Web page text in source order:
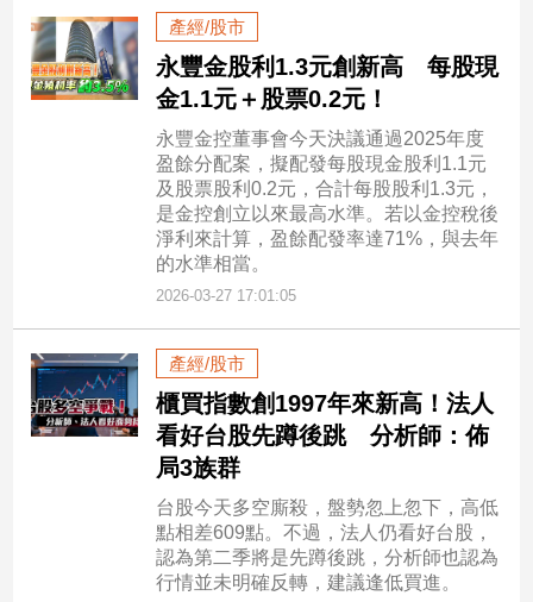
的
觀
點】
產經/股市
永豐金股利1.3元創新高 每股現
金1.1元＋股票0.2元！
永豐金控董事會今天決議通過2025年度
盈餘分配案，擬配發每股現金股利1.1元
及股票股利0.2元，合計每股股利1.3元，
是金控創立以來最高水準。若以金控稅後
淨利來計算，盈餘配發率達71%，與去年
的水準相當。
2026-03-27 17:01:05
產經/股市
櫃買指數創1997年來新高！法人
看好台股先蹲後跳 分析師：佈
局3族群
台股今天多空廝殺，盤勢忽上忽下，高低
點相差609點。不過，法人仍看好台股，
認為第二季將是先蹲後跳，分析師也認為
行情並未明確反轉，建議逢低買進。